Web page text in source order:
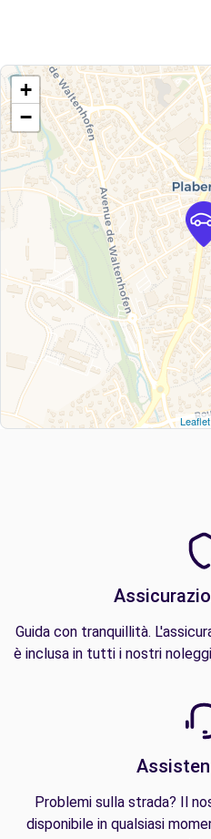
+
−
Leaflet
Guida con tranquillità.
è inclusa in tutti i nostri
Problemi sulla strada? Il
disponibile in qualsiasi